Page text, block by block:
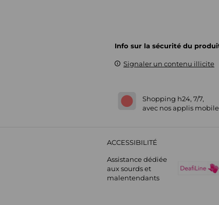
Info sur la sécurité du
Signaler un contenu illicite
Shopping h24, 7/7,
avec nos applis
ACCESSIBILITÉ
Assistance dédiée
aux sourds et
malentendants